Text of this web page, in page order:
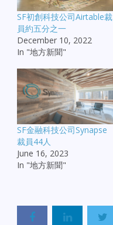
SF初創科技公司Airtable裁
員約五分之一
December 10, 2022
In "地方新聞"
SF金融科技公司Synapse
裁員44人
June 16, 2023
In "地方新聞"